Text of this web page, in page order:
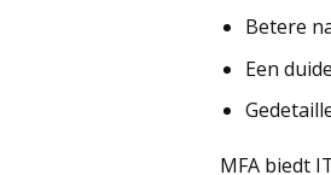
Betere
Een
MFA biedt